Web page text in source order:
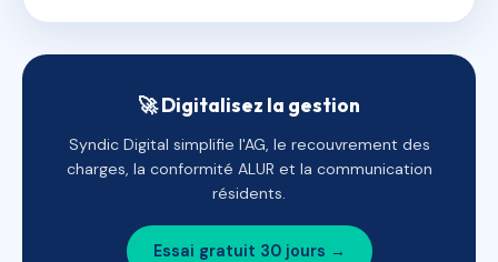
🚀 Digitalisez la gestion
Syndic Digital simplifie l'AG, le recouvrement des
charges, la conformité ALUR et la communication
résidents.
Essai gratuit 30 jours →